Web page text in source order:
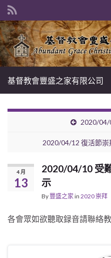
Search for:
基督教會豐盛之家有限公司
2020/04/
2020/04/12 復活節
4 月
13
2020/04/10 受
示
By 豐盛之家in 2020 崇拜
各會眾如欲聽取録音請聯絡